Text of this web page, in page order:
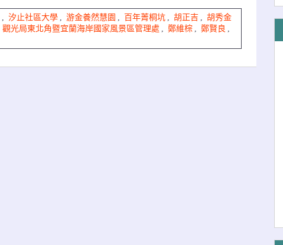
, 汐止社區大學 , 游金養然慧園 , 百年菁桐坑 , 胡正吉 , 胡秀金
觀光局東北角暨宜蘭海岸國家風景區管理處 , 鄭維棕 , 鄭賢良 ,